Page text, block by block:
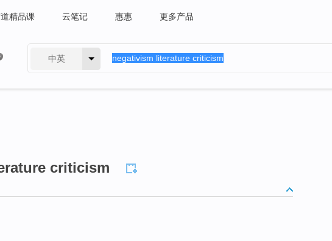
精品课 云笔记 惠惠 更多产品
中英
criticism